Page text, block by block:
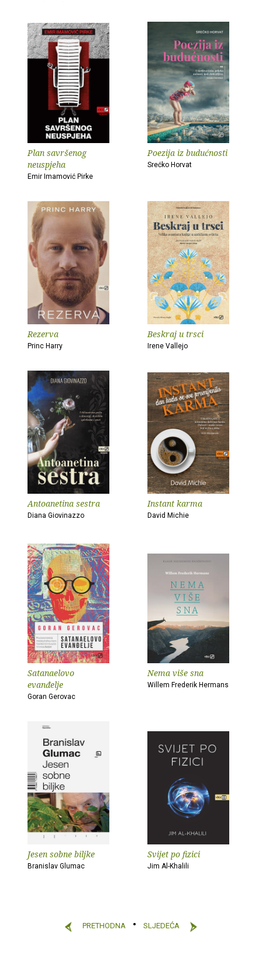
Plan savršenog
neuspjeha
Emir Imamović Pirke
Poezija iz budućnosti
Srećko Horvat
Rezerva
Princ Harry
Beskraj u trsci
Irene Vallejo
Antoanetina sestra
Diana Giovinazzo
Instant karma
David Michie
Satanaelovo
evanđelje
Goran Gerovac
Nema više sna
Willem Frederik Hermans
Jesen sobne biljke
Branislav Glumac
Svijet po fizici
Jim Al-Khalili
PRETHODNA SLJEDEĆA